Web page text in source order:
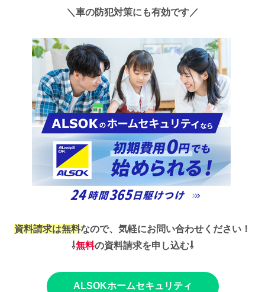
＼車の防犯対策にも有効です／
資料請求は無料なので、気軽にお問い合わせください！
⇩無料の資料請求を申し込む⇩
ALSOKホームセキュリティ